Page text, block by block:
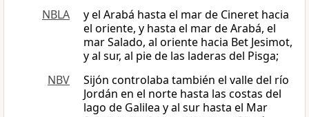
NBLA
y el Arabá hasta el mar de Cineret hacia
el oriente, y hasta el mar de Arabá, el
mar Salado, al oriente hacia Bet Jesimot,
y al sur, al pie de las laderas del Pisga;
NBV
Sijón controlaba también el valle del río
Jordán en el norte hasta las costas del
lago de Galilea y al sur hasta el Mar